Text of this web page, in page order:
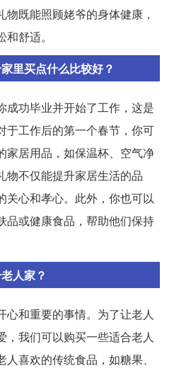
既能照顾姥爷的身体健康，
舒适。
里买点什么比较好？
成功毕业并开始了工作，这是
于工作后的第一个春节，你可
家居用品，如保温杯、空气净
物不仅能提升家居生活的品
关心和孝心。此外，你也可以
品或健康食品，帮助他们保持
人家？
心和重要的事情。为了让老人
，我们可以购买一些适合老人
喜欢的传统食品，如糖果、